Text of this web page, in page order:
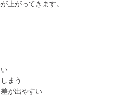
上がってきます。
まう
が出やすい